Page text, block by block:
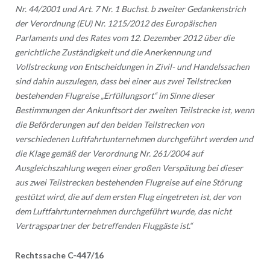
Nr. 44/2001 und Art. 7 Nr. 1 Buchst. b zweiter Gedankenstrich
der Verordnung (EU) Nr. 1215/2012 des Europäischen
Parlaments und des Rates vom 12. Dezember 2012 über die
gerichtliche Zuständigkeit und die Anerkennung und
Vollstreckung von Entscheidungen in Zivil- und Handelssachen
sind dahin auszulegen, dass bei einer aus zwei Teilstrecken
bestehenden Flugreise „Erfüllungsort“ im Sinne dieser
Bestimmungen der Ankunftsort der zweiten Teilstrecke ist, wenn
die Beförderungen auf den beiden Teilstrecken von
verschiedenen Luftfahrtunternehmen durchgeführt werden und
die Klage gemäß der Verordnung Nr. 261/2004 auf
Ausgleichszahlung wegen einer großen Verspätung bei dieser
aus zwei Teilstrecken bestehenden Flugreise auf eine Störung
gestützt wird, die auf dem ersten Flug eingetreten ist, der von
dem Luftfahrtunternehmen durchgeführt wurde, das nicht
Vertragspartner der betreffenden Fluggäste ist.“
Rechtssache C-447/16